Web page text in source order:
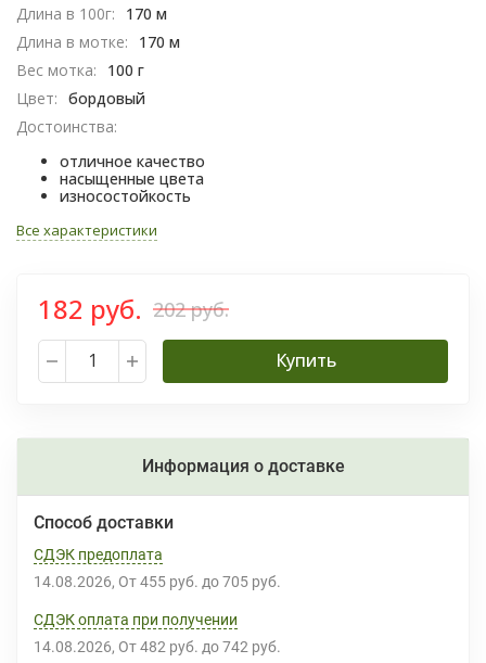
Длина в 100г:
170 м
Длина в мотке:
170 м
Вес мотка:
100 г
Цвет: бордовый
Достоинства:
отличное качество
насыщенные цвета
износостойкость
Все характеристики
182 руб. 202 руб.
Купить
Информация о доставке
Способ доставки
СДЭК предоплата
14.08.2026 От 455 руб. до 705 руб.
СДЭК оплата при получении
14.08.2026 От 482 руб. до 742 руб.